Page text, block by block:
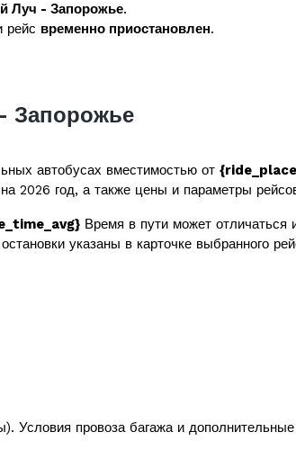
Луч - Запорожье.
рейс временно приостановлен.
Запорожье
автобусах вместимостью от
2026 год, а также цены и параметры
Время в пути может отличаться
указаны в карточке выбранного
Условия провоза багажа и